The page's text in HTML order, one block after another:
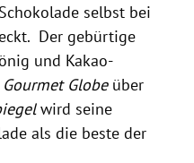
Schokolade selbst bei
Der gebürtige
und Kakao-
Gourmet Globeüber
wird seine
als die beste der